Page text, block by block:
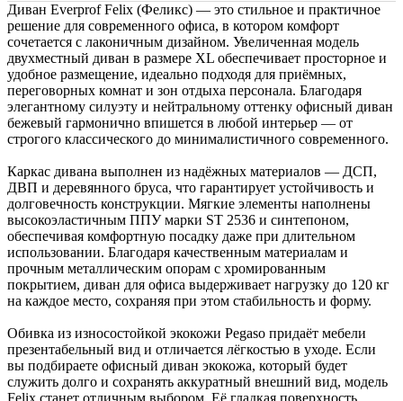
Диван Everprof Felix (Феликс) — это стильное и практичное
решение для современного офиса, в котором комфорт
сочетается с лаконичным дизайном. Увеличенная модель
двухместный диван в размере XL обеспечивает просторное и
удобное размещение, идеально подходя для приёмных,
переговорных комнат и зон отдыха персонала. Благодаря
элегантному силуэту и нейтральному оттенку офисный диван
бежевый гармонично впишется в любой интерьер — от
строгого классического до минималистичного современного.
Каркас дивана выполнен из надёжных материалов — ДСП,
ДВП и деревянного бруса, что гарантирует устойчивость и
долговечность конструкции. Мягкие элементы наполнены
высокоэластичным ППУ марки ST 2536 и синтепоном,
обеспечивая комфортную посадку даже при длительном
использовании. Благодаря качественным материалам и
прочным металлическим опорам с хромированным
покрытием, диван для офиса выдерживает нагрузку до 120 кг
на каждое место, сохраняя при этом стабильность и форму.
Обивка из износостойкой экокожи Pegaso придаёт мебели
презентабельный вид и отличается лёгкостью в уходе. Если
вы подбираете офисный диван экокожа, который будет
служить долго и сохранять аккуратный внешний вид, модель
Felix станет отличным выбором. Её гладкая поверхность,